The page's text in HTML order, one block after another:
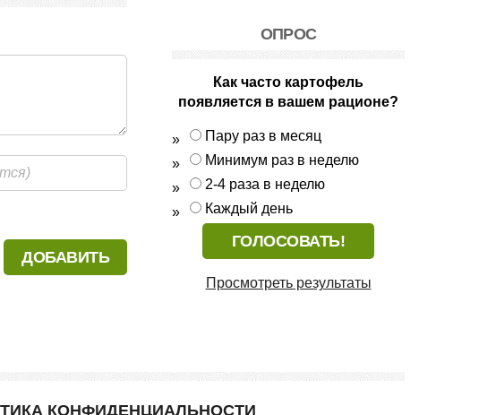
ОПРОС
Как часто картофель
появляется в вашем рационе?
Пару раз в месяц
Минимум раз в неделю
2-4 раза в неделю
Каждый день
Просмотреть результаты
КОНФИДЕНЦИАЛЬНОСТИ